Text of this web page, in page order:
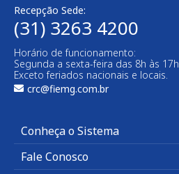
Recepção Sede:
(31) 3263 4200
Horário de funcionamento:
Segunda a sexta-feira das 8h às 17h
Exceto feriados nacionais e locais.
crc@fiemg.com.br
Conheça o Sistema
Fale Conosco